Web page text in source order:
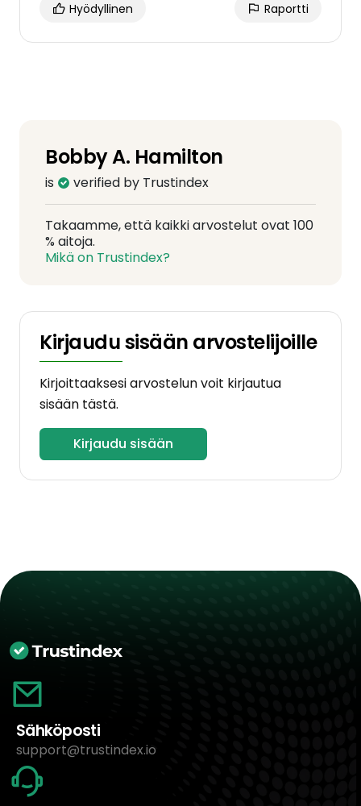
Hyödyllinen Raportti
Bobby A. Hamilton
is verified by Trustindex
Takaamme, että kaikki arvostelut ovat 100
% aitoja.
Mikä on Trustindex?
Kirjaudu sisään arvostelijoille
Kirjoittaaksesi arvostelun voit kirjautua
sisään tästä.
Kirjaudu sisään
Sähköposti
support@trustindex.io